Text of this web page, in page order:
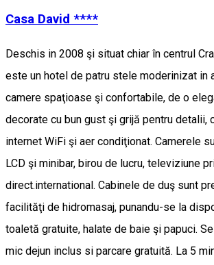
Casa David ****
Deschis in 2008 şi situat chiar în centrul
este un hotel de patru stele moderinizat in
camere spaţioase şi confortabile, de o
decorate cu bun gust şi grijă pentru detalii,
internet WiFi şi aer condiţionat. Camerele
LCD şi minibar, birou de lucru, televiziune
direct.international. Cabinele de duş sunt
facilităţi de hidromasaj, punandu-se la
toaletă gratuite, halate de baie şi papuci.
mic dejun inclus si parcare gratuită. La 5